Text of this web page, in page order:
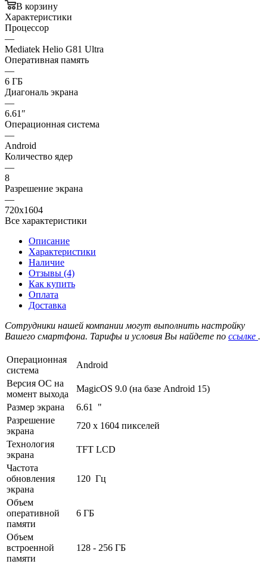
В корзину
Характеристики
Процессор
—
Mediatek Helio G81 Ultra
Оперативная память
—
6 ГБ
Диагональ экрана
—
6.61″
Операционная система
—
Android
Количество ядер
—
8
Разрешение экрана
—
720x1604
Все характеристики
Описание
Характеристики
Наличие
Отзывы (4)
Как купить
Оплата
Доставка
Сотрудники нашей компании могут выполнить настройку
Вашего смартфона. Тарифы и условия Вы найдете по ссылке .
Операционная
система
Android
Версия ОС на
момент выхода
MagicOS 9.0 (на базе Android 15)
Размер экрана
6.61 "
Разрешение
экрана
720 x 1604 пикселей
Технология
экрана
TFT LCD
Частота
обновления
экрана
120 Гц
Объем
оперативной
памяти
6 ГБ
Объем
встроенной
памяти
128 - 256 ГБ